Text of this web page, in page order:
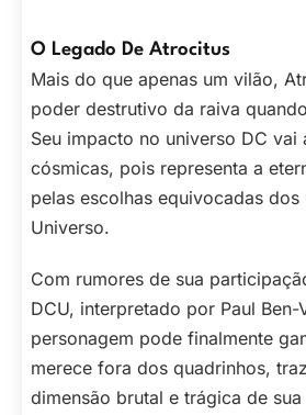
O Legado De Atrocitus
Mais do que apenas um vilão,
poder destrutivo da raiva
Seu impacto no universo DC vai
cósmicas, pois representa a
pelas escolhas equivocadas dos
Universo.
Com rumores de sua
DCU, interpretado por Paul Ben-
personagem pode finalmente
merece fora dos quadrinhos,
dimensão brutal e trágica de